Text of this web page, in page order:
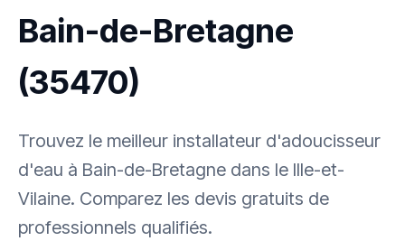
Bain-de-Bretagne
(35470)
Trouvez le meilleur installateur d'adoucisseur
d'eau à Bain-de-Bretagne dans le Ille-et-
Vilaine. Comparez les devis gratuits de
professionnels qualifiés.